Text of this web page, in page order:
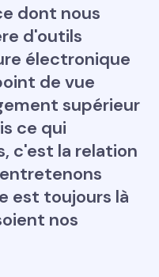
dont nous
d'outils
électronique
de vue
supérieur
ce qui
c'est la relation
est toujours là
nos